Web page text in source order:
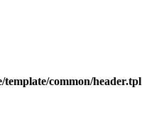
template/common/header.tpl